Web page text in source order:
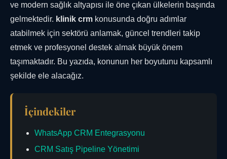
ve modern sağlık altyapısı ile öne çıkan ülkelerin başında
gelmektedir. klinik crm konusunda doğru adımlar
atabilmek için sektörü anlamak, güncel trendleri takip
etmek ve profesyonel destek almak büyük önem
taşımaktadır. Bu yazıda, konunun her boyutunu kapsamlı
şekilde ele alacağız.
İçindekiler
WhatsApp CRM Entegrasyonu
CRM Satış Pipeline Yönetimi